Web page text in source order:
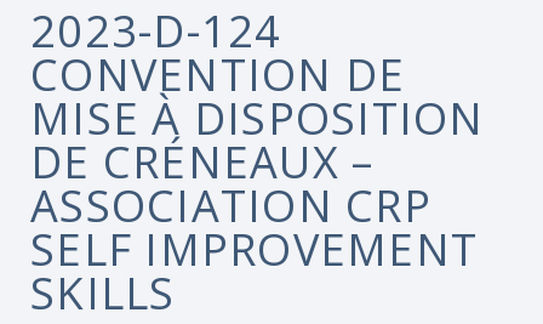
2023-D-124
CONVENTION DE
MISE À DISPOSITION
DE CRÉNEAUX –
ASSOCIATION CRP
SELF IMPROVEMENT
SKILLS